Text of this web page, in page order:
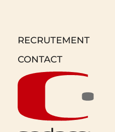
RECRUTEMENT
CONTACT